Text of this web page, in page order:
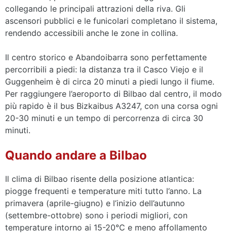
collegando le principali attrazioni della riva. Gli
ascensori pubblici e le funicolari completano il sistema,
rendendo accessibili anche le zone in collina.
Il centro storico e Abandoibarra sono perfettamente
percorribili a piedi: la distanza tra il Casco Viejo e il
Guggenheim è di circa 20 minuti a piedi lungo il fiume.
Per raggiungere l’aeroporto di Bilbao dal centro, il modo
più rapido è il bus Bizkaibus A3247, con una corsa ogni
20-30 minuti e un tempo di percorrenza di circa 30
minuti.
Quando andare a Bilbao
Il clima di Bilbao risente della posizione atlantica:
piogge frequenti e temperature miti tutto l’anno. La
primavera (aprile-giugno) e l’inizio dell’autunno
(settembre-ottobre) sono i periodi migliori, con
temperature intorno ai 15-20°C e meno affollamento